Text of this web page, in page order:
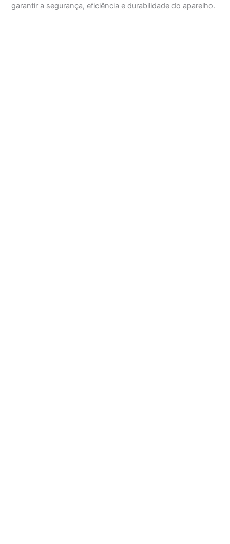
garantir a segurança, eficiência e durabilidade do aparelho.